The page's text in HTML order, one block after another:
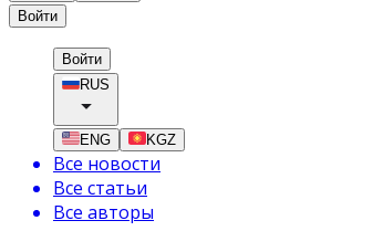
Войти
Войти
RUS
ENG KGZ
Все новости
Все статьи
Все авторы